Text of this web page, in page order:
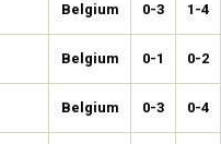
Belgium 0-3 1-4
Belgium 0-1 0-2
Belgium 0-3 0-4